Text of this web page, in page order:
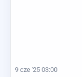
9 cze '25 03:00